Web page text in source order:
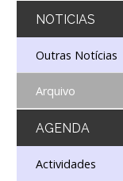
NOTICIAS
Outras Notícias
Arquivo
AGENDA
Actividades